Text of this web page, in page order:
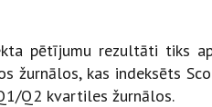
pētījumu rezultāti tiks
žurnālos, kas indeksēts
Q2 kvartiles žurnālos.